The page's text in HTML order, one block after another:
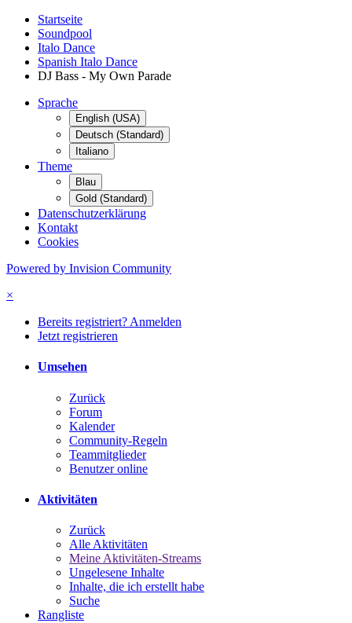
Startseite
Soundpool
Italo Dance
Spanish Italo Dance
DJ Bass - My Own Parade
Sprache
English (USA)
Deutsch (Standard)
Italiano
Theme
Blau
Gold (Standard)
Datenschutzerklärung
Kontakt
Cookies
Powered by Invision Community
×
Bereits registriert? Anmelden
Jetzt registrieren
Umsehen
Zurück
Forum
Kalender
Community-Regeln
Teammitglieder
Benutzer online
Aktivitäten
Zurück
Alle Aktivitäten
Meine Aktivitäten-Streams
Ungelesene Inhalte
Inhalte, die ich erstellt habe
Suche
Rangliste